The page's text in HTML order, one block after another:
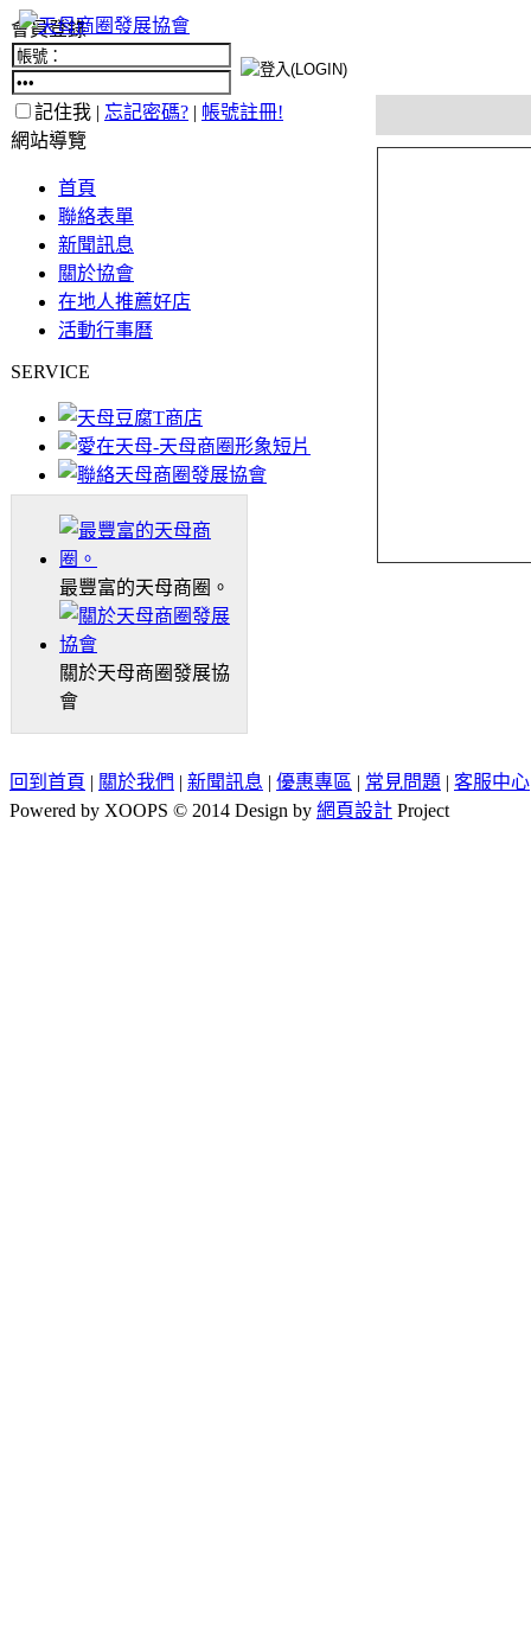
會員登錄
記住我 | 忘記密碼? | 帳號註冊!
網站導覽
首頁
聯絡表單
新聞訊息
關於協會
在地人推薦好店
活動行事曆
SERVICE
最豐富的天母商圈。
關於天母商圈發展協
會
回到首頁 | 關於我們 | 新聞訊息 | 優惠專區 | 常見問題 | 客服中心
Powered by XOOPS © 2014 Design by 網頁設計 Project